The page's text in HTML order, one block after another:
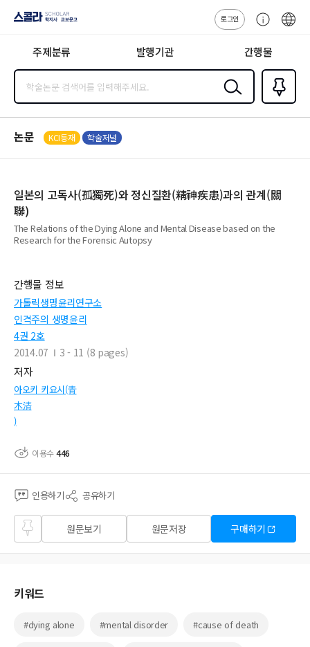
지사·교보문고
로그인
센
주제분류 발행기관 간행물
검색
즐겨찾
기0
논문 KCI등재 학술저널
일본의 고독사(孤獨死)와 정신질환(精神疾患)과의 관계(關
聯)
The Relations of the Dying Alone and Mental Disease based on the
Research for the Forensic Autopsy
간행물 정보
가톨릭생명윤리연구소
인격주의 생명윤리
4권 2호
2014.07
3 - 11 (8 pages)
저자
아오키 키요시(青
木清
)
이용수446
인용하기 공유하기
즐겨
찾기
원문보기 원문저장 구매하기
키워드
#dying alone #mental disorder #cause of death